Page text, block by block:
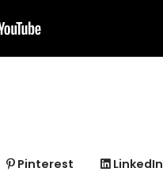
Pinterest LinkedIn